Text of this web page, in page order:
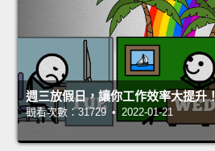
週三放假日，讓你工作效率大提升！
觀看次數：31729 • 2022-01-21